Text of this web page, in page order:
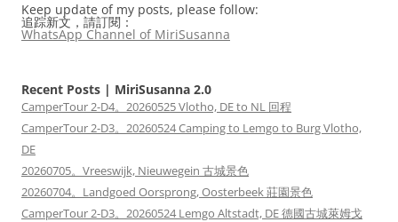
Keep update of my posts, please follow:
追踪新文，請訂閱：
WhatsApp Channel of MiriSusanna
Recent Posts | MiriSusanna 2.0
CamperTour 2-D4。20260525 Vlotho, DE to NL 回程
CamperTour 2-D3。20260524 Camping to Lemgo to Burg Vlotho,
DE
20260705。Vreeswijk, Nieuwegein 古城景色
20260704。Landgoed Oorsprong, Oosterbeek 莊園景色
CamperTour 2-D3。20260524 Lemgo Altstadt, DE 德國古城萊姆戈